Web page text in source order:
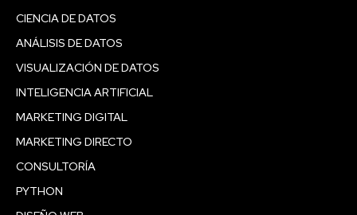
CIENCIA DE DATOS
ANÁLISIS DE DATOS
VISUALIZACIÓN DE DATOS
INTELIGENCIA ARTIFICIAL
MARKETING DIGITAL
MARKETING DIRECTO
CONSULTORÍA
PYTHON